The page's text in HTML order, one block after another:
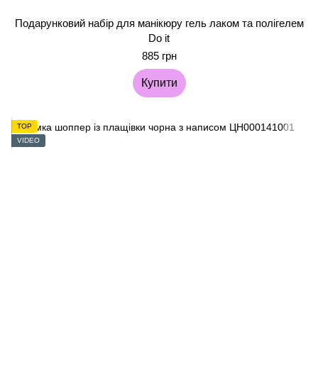
Подарунковий набір для манікюру гель лаком та полігелем
Do it
885 грн
Купити
TOP
VIDEO